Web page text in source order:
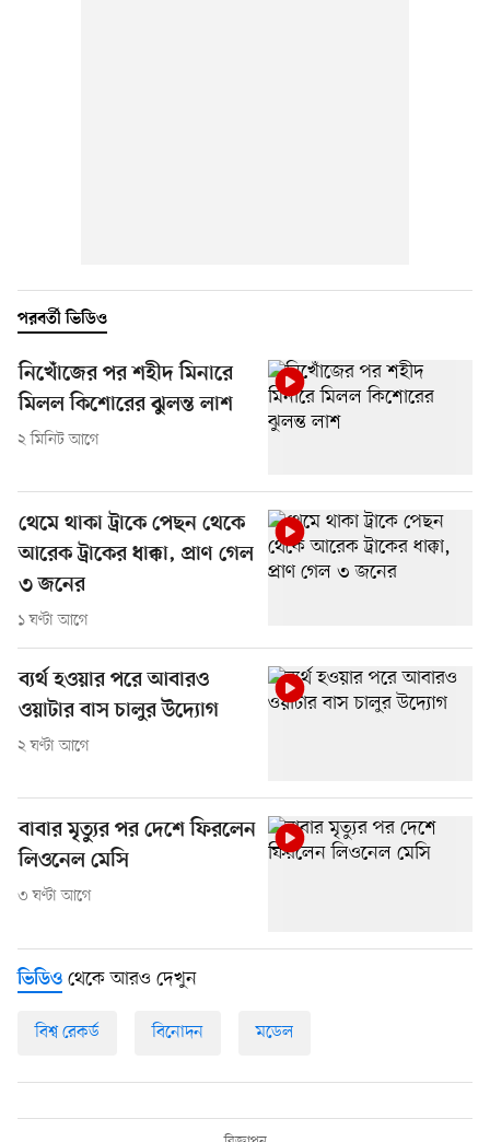
পরবর্তী ভিডিও
নিখোঁজের পর শহীদ মিনারে
মিলল কিশোরের ঝুলন্ত লাশ
২ মিনিট আগে
থেমে থাকা ট্রাকে পেছন থেকে
আরেক ট্রাকের ধাক্কা, প্রাণ গেল
৩ জনের
১ ঘণ্টা আগে
ব্যর্থ হওয়ার পরে আবারও
ওয়াটার বাস চালুর উদ্যোগ
২ ঘণ্টা আগে
বাবার মৃত্যুর পর দেশে ফিরলেন
লিওনেল মেসি
৩ ঘণ্টা আগে
ভিডিও থেকে আরও দেখুন
বিশ্ব রেকর্ড বিনোদন মডেল